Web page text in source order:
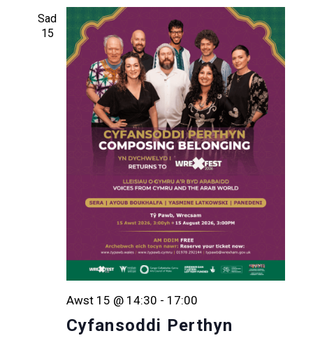
Sad
15
Cyfansoddi Perthyn
Awst 15 @ 14:30 - 17:00